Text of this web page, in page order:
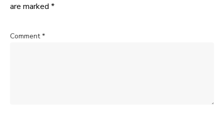
are marked *
Comment*